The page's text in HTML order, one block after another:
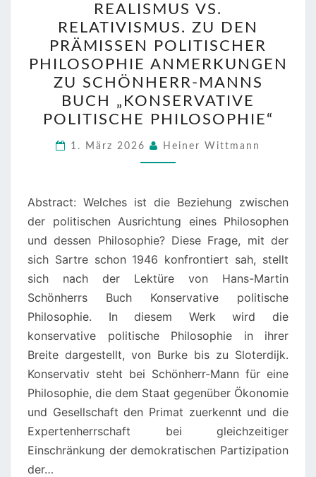
VS.
RELATIVISMUS.
ZU
DEN
PRÄMISSEN
POLITISCHER
PHILOSOPHIE
ANMERKUNGEN
ZU
MANNS
BUCH
„KONSERVATIVE
POLITISCHE
PHILOSOPHIE“
REALISMUS VS.
RELATIVISMUS. ZU DEN
PRÄMISSEN POLITISCHER
PHILOSOPHIE ANMERKUNGEN
ZU SCHÖNHERR-MANNS
BUCH „KONSERVATIVE
POLITISCHE PHILOSOPHIE“
1. März 2026 Heiner Wittmann
Abstract: Welches ist die Beziehung zwischen
der politischen Ausrichtung eines Philosophen
und dessen Philosophie? Diese Frage, mit der
sich Sartre schon 1946 konfrontiert sah, stellt
sich nach der Lektüre von Hans-Martin
Schönherrs Buch Konservative politische
Philosophie. In diesem Werk wird die
konservative politische Philosophie in ihrer
Breite dargestellt, von Burke bis zu Sloterdijk.
Konservativ steht bei Schönherr-Mann für eine
Philosophie, die dem Staat gegenüber Ökonomie
und Gesellschaft den Primat zuerkennt und die
Expertenherrschaft bei gleichzeitiger
Einschränkung der demokratischen Partizipation
der…